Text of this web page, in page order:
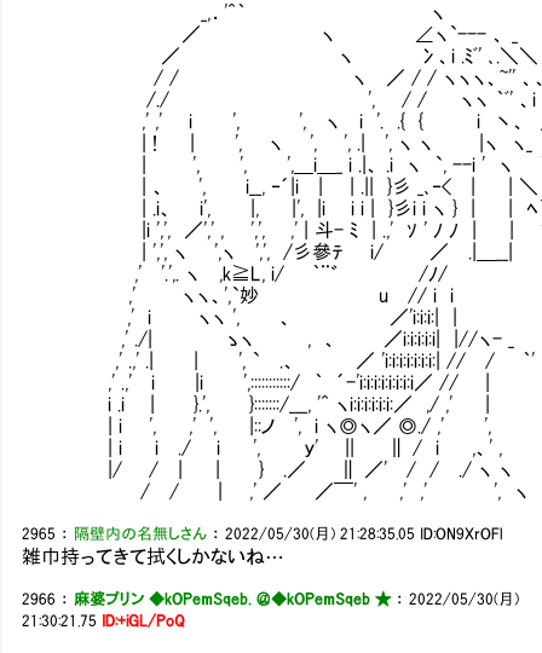
_,．'^｀ ヽ
／ ヽ ∠ヽ`--- 、 _
／ ヽ 冫、i .ﾐﾞ' ､.＼＼
/ / ヽ ／ / / ヽヽヽ、~'' 、、
/./ ', / / ヽヽ ｀ﾞ' 、i -
,' ,' i ', ', ヽ i '. .{ { i 丶、
| ! | ', ヽ ', ', .| ', ヽ ヽ |ヽ ヽ_
| ', ', ',＿i＿_ i .|、 .i ヽ `, --i ' ヽ `
| 、 ', i__, ‐´|i | | .|| }彡 _､‐< | |
| .i、 i', |, |', |i i i | }彡i i ヽ } | | ﾍ`～
|i ',', ／',' , ',', ,' | 斗- ﾐ | .,' ｿ ' ﾉ ﾉ | |
| ',', ヽ ',ヽ ',', /彡參ﾃ i/ ／ .|＿__|
,' '.',. ヽ ,k≧L, i/ ｀¨゛ /ﾉ/ ii
,' ヽヽ、',`妙 u // i i }',',
,' i ヽヽ ', 、 ／'i:i:i:| | |
,' ./| ゝヽ , 、 ／i:i:i:i:i| |//ヽ-
,' .,' .| | ', ` .、 ／ 'i:i:i:i:i:i:i:| // / ｀'
,' .,' i |i ',:::::::::::/ ｀ ´-'i:i:i:i:i:i:i:i／ // | ｀
i .i | }.', }:::::::/___, '^ ヽi:i:i:i:i:i:／ ,/ ,'
| i ', ,' ', |::ノ ', i ヽ◎ヽ／ ◎./ ,'
| i i ./ i ', ｙ' || ∥ / i ,、'
|/ / | | } .／ ∥ ／' / / ./ ヽ
/ / | ,' ／ ／￣' , ,' ,' ', ヽ _,．
2965 ： 隔壁内の名無しさん ：2022/05/30(月) 21:28:35.05 ID:ON9XrOFl
雑巾持ってきて拭くしかないね…
2966 ： 麻婆プリン ◆kOPemSqeb. ＠◆kOPemSqeb ★：2022/05/30(月)
21:30:21.75
ID:+iGL/PoQ